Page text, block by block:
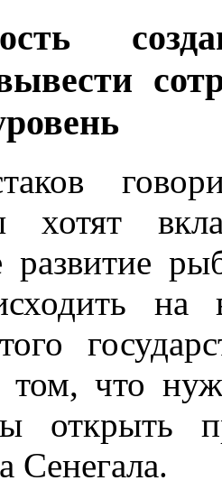
хотят
развитие
на
том, что
открыть
Сенегала.